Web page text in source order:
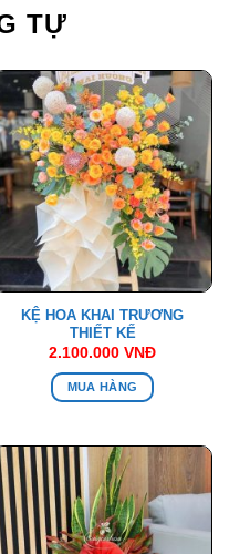
TỰ
KỆ HOA KHAI TRƯƠNG
THIẾT KẾ
2.100.000 VNĐ
MUA HÀNG